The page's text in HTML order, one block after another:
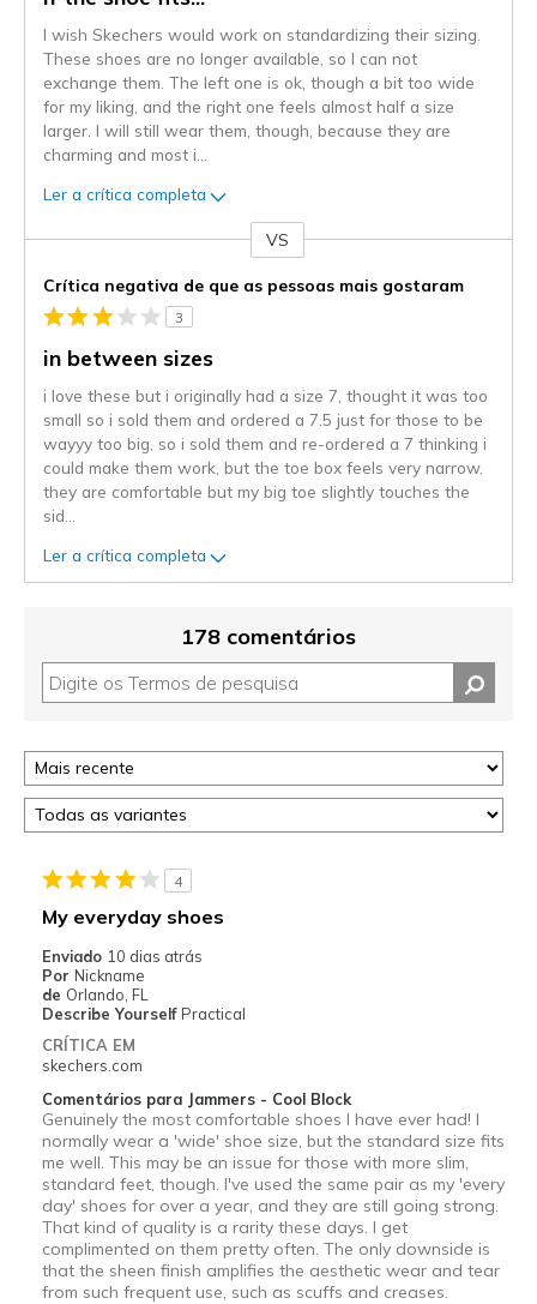
I wish Skechers would work on standardizing their sizing.
These shoes are no longer available, so I can not
exchange them. The left one is ok, though a bit too wide
for my liking, and the right one feels almost half a size
larger. I will still wear them, though, because they are
charming and most i
Ler a crítica completa
VS
Crítica negativa de que as pessoas mais gostaram
3
in between sizes
i love these but i originally had a size 7, thought it was too
small so i sold them and ordered a 7.5 just for those to be
wayyy too big, so i sold them and re-ordered a 7 thinking i
could make them work, but the toe box feels very narrow.
they are comfortable but my big toe slightly touches the
sid
Ler a crítica completa
178 comentários
4
My everyday shoes
Enviado 10 dias atrás
Por Nickname
de Orlando, FL
Describe Yourself Practical
CRÍTICA EM
skechers.com
Comentários para Jammers - Cool Block
Genuinely the most comfortable shoes I have ever had! I
normally wear a 'wide' shoe size, but the standard size fits
me well. This may be an issue for those with more slim,
standard feet, though. I've used the same pair as my 'every
day' shoes for over a year, and they are still going strong.
That kind of quality is a rarity these days. I get
complimented on them pretty often. The only downside is
that the sheen finish amplifies the aesthetic wear and tear
from such frequent use, such as scuffs and creases.